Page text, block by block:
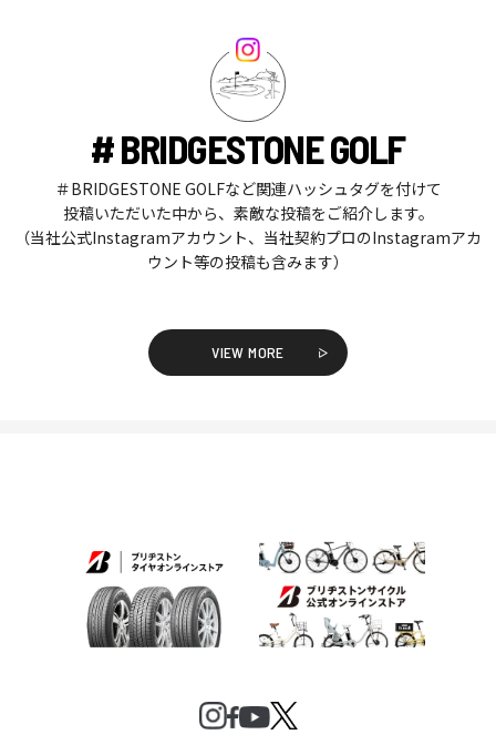
# BRIDGESTONE GOLF
＃BRIDGESTONE GOLFなど関連ハッシュタグを付けて
投稿いただいた中から、素敵な投稿をご紹介します。
（当社公式Instagramアカウント、当社契約プロのInstagramアカ
ウント等の投稿も含みます）
VIEW MORE